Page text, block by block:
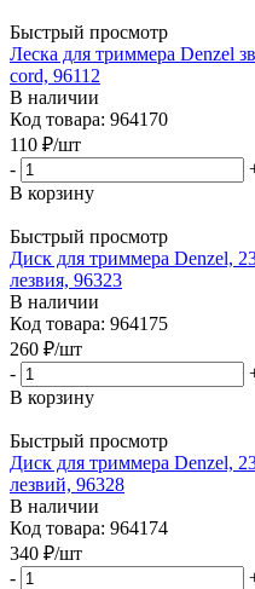
Быстрый просмотр
Леска для триммера Denzel
cord, 96112
В наличии
Код товара: 964170
110 ₽/шт
-
В корзину
Быстрый просмотр
Диск для триммера Denzel,
лезвия, 96323
В наличии
Код товара: 964175
260 ₽/шт
-
В корзину
Быстрый просмотр
Диск для триммера Denzel,
лезвий, 96328
В наличии
Код товара: 964174
340 ₽/шт
-